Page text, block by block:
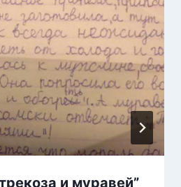
и муравей”